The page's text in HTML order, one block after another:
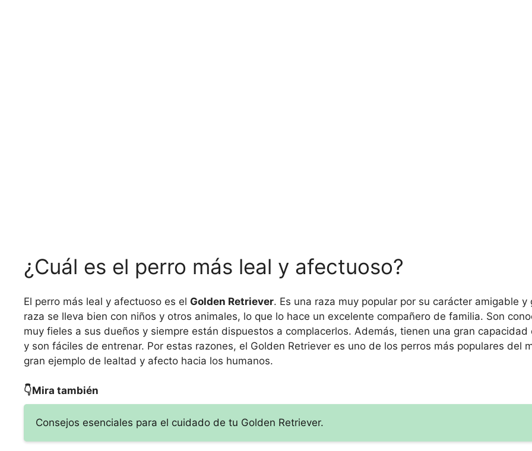
¿Cuál es el perro más leal y afectuoso?
El perro más leal y afectuoso es el Golden Retriever. Es una raza muy popular por su carácter amigable y
raza se lleva bien con niños y otros animales, lo que lo hace un excelente compañero de familia. Son
muy fieles a sus dueños y siempre están dispuestos a complacerlos. Además, tienen una gran capacidad
y son fáciles de entrenar. Por estas razones, el Golden Retriever es uno de los perros más populares del
gran ejemplo de lealtad y afecto hacia los humanos.
👇Mira también
Consejos esenciales para el cuidado de tu Golden Retriever.